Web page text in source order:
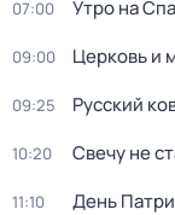
07:00 Утро на
09:00 Церковь и
09:25 Русский
10:20 Свечу не
11:10 День